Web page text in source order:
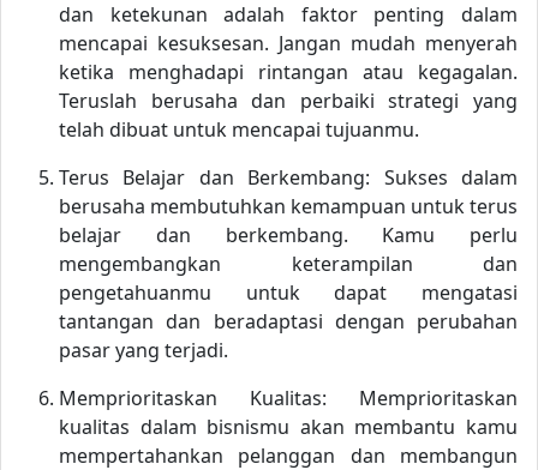
dan ketekunan adalah faktor penting dalam
mencapai kesuksesan. Jangan mudah menyerah
ketika menghadapi rintangan atau kegagalan.
Teruslah berusaha dan perbaiki strategi yang
telah dibuat untuk mencapai tujuanmu.
Terus Belajar dan Berkembang: Sukses dalam
berusaha membutuhkan kemampuan untuk terus
belajar dan berkembang. Kamu perlu
mengembangkan keterampilan dan
pengetahuanmu untuk dapat mengatasi
tantangan dan beradaptasi dengan perubahan
pasar yang terjadi.
Memprioritaskan Kualitas: Memprioritaskan
kualitas dalam bisnismu akan membantu kamu
mempertahankan pelanggan dan membangun